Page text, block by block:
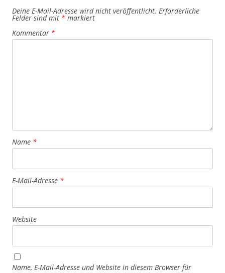
Deine E-Mail-Adresse wird nicht veröffentlicht. Erforderliche
Felder sind mit * markiert
Kommentar *
Name *
E-Mail-Adresse *
Website
Name, E-Mail-Adresse und Website in diesem Browser für